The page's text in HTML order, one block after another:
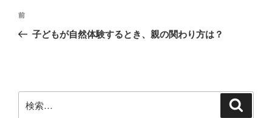
投
ナ
ー
シ
前
の
前
子どもが自然体験するとき、親の関わり方は？
索: